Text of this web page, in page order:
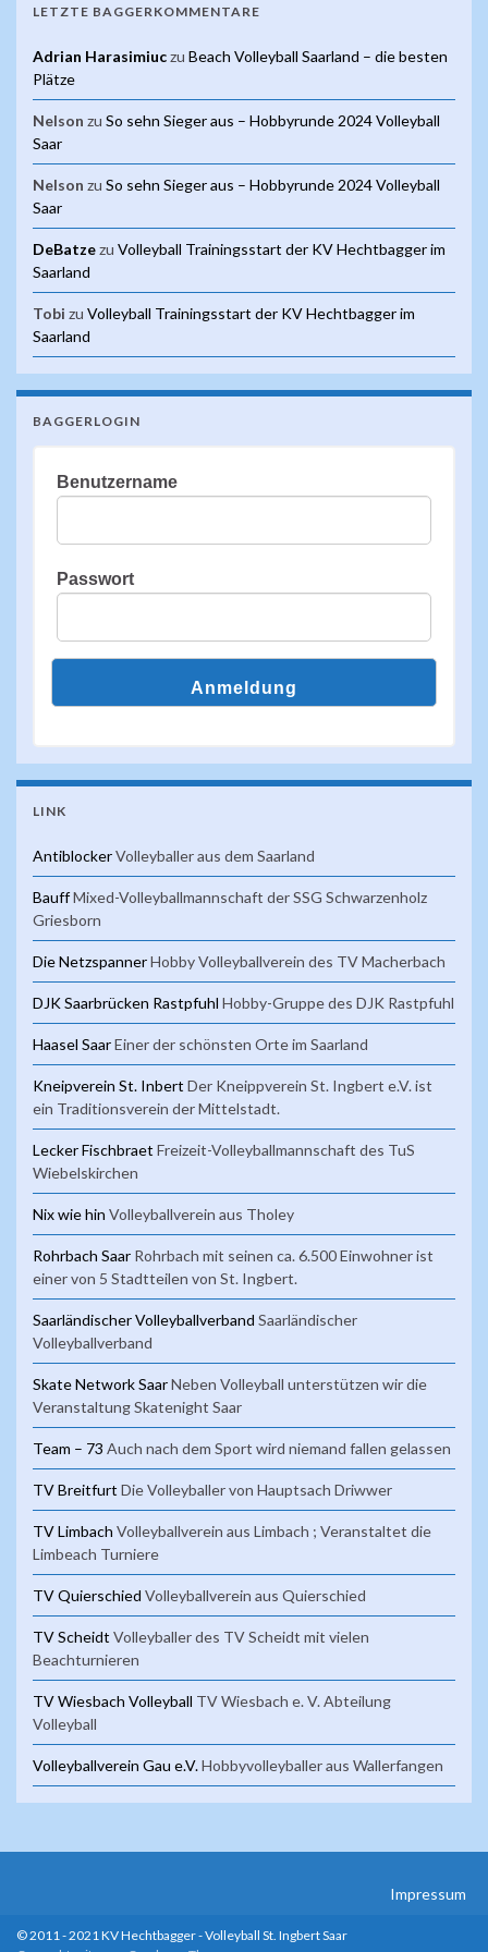
LETZTE BAGGERKOMMENTARE
Adrian Harasimiuczu Beach Volleyball Saarland – die besten
Plätze
Nelson zu So sehn Sieger aus – Hobbyrunde 2024 Volleyball
Saar
Nelson zu So sehn Sieger aus – Hobbyrunde 2024 Volleyball
Saar
DeBatzezu Volleyball Trainingsstart der KV Hechtbagger im
Saarland
Tobi zu Volleyball Trainingsstart der KV Hechtbagger im
Saarland
BAGGERLOGIN
Benutzername
Passwort
LINK
AntiblockerVolleyballer aus dem Saarland
BauffMixed-Volleyballmannschaft der SSG Schwarzenholz
Griesborn
Die NetzspannerHobby Volleyballverein des TV Macherbach
DJK Saarbrücken Rastpfuhl Hobby-Gruppe des DJK Rastpfuhl
Haasel SaarEiner der schönsten Orte im Saarland
Kneipverein St. Inbert Der Kneippverein St. Ingbert e.V. ist
ein Traditionsverein der Mittelstadt.
Lecker Fischbraet Freizeit-Volleyballmannschaft des TuS
Wiebelskirchen
Nix wie hin Volleyballverein aus Tholey
Rohrbach Saar Rohrbach mit seinen ca. 6.500 Einwohner ist
einer von 5 Stadtteilen von St. Ingbert.
Saarländischer Volleyballverband Saarländischer
Volleyballverband
Skate Network SaarNeben Volleyball unterstützen wir die
Veranstaltung Skatenight Saar
Team – 73 Auch nach dem Sport wird niemand fallen gelassen
TV Breitfurt Die Volleyballer von Hauptsach Driwwer
TV Limbach Volleyballverein aus Limbach ; Veranstaltet die
Limbeach Turniere
TV Quierschied Volleyballverein aus Quierschied
TV Scheidt Volleyballer des TV Scheidt mit vielen
Beachturnieren
TV Wiesbach Volleyball TV Wiesbach e. V. Abteilung
Volleyball
Volleyballverein Gau e.V.Hobbyvolleyballer aus Wallerfangen
Impressum
© 2011 - 2021 KV Hechtbagger - Volleyball St. Ingbert Saar